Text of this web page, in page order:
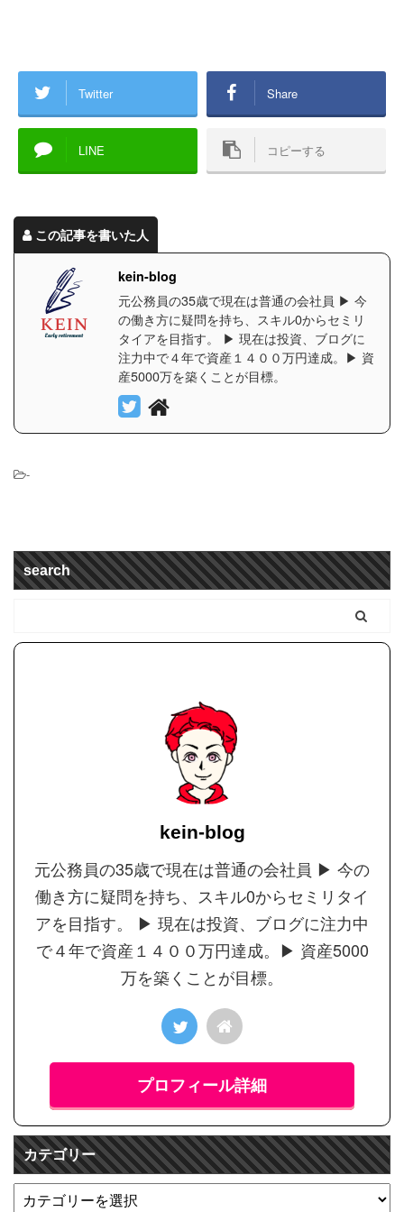
Twitter Share
LINE コピーする
この記事を書いた人
kein-blog
元公務員の35歳で現在は普通の会社員 ▶︎ 今
の働き方に疑問を持ち、スキル0からセミリ
タイアを目指す。 ▶︎ 現在は投資、ブログに
注力中で４年で資産１４００万円達成。▶︎ 資
産5000万を築くことが目標。
-
search
kein-blog
元公務員の35歳で現在は普通の会社員 ▶︎ 今の
働き方に疑問を持ち、スキル0からセミリタイ
アを目指す。 ▶︎ 現在は投資、ブログに注力中
で４年で資産１４００万円達成。▶︎ 資産5000
万を築くことが目標。
プロフィール詳細
カテゴリー